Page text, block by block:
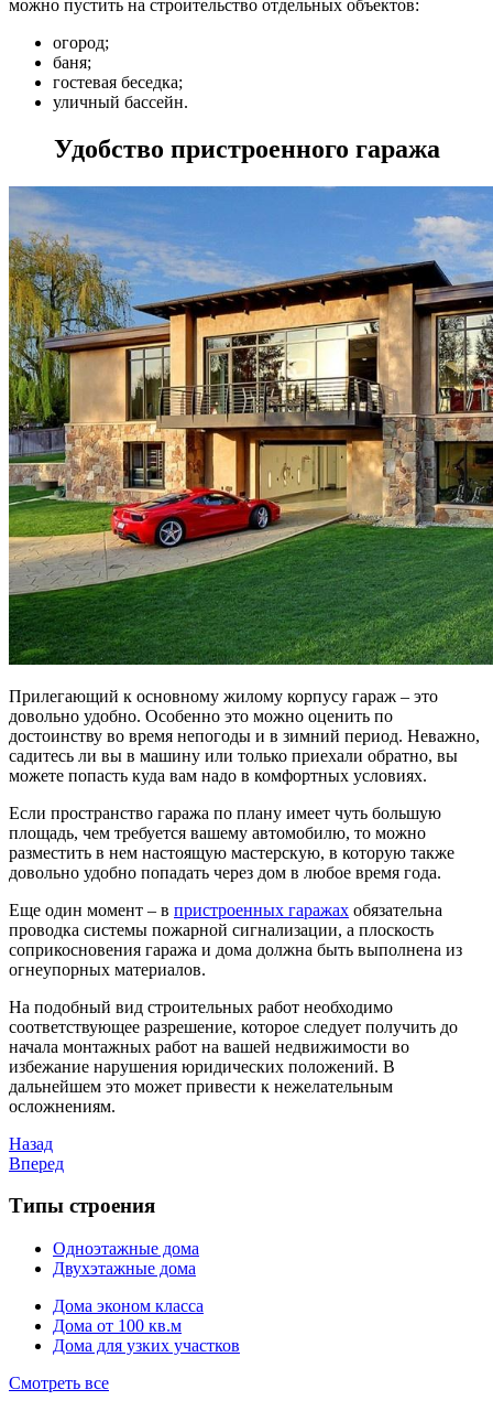
можно пустить на строительство отдельных объектов:
огород;
баня;
гостевая беседка;
уличный бассейн.
Удобство пристроенного гаража
Прилегающий к основному жилому корпусу гараж – это
довольно удобно. Особенно это можно оценить по
достоинству во время непогоды и в зимний период. Неважно,
садитесь ли вы в машину или только приехали обратно, вы
можете попасть куда вам надо в комфортных условиях.
Если пространство гаража по плану имеет чуть большую
площадь, чем требуется вашему автомобилю, то можно
разместить в нем настоящую мастерскую, в которую также
довольно удобно попадать через дом в любое время года.
Еще один момент – в пристроенных гаражах обязательна
проводка системы пожарной сигнализации, а плоскость
соприкосновения гаража и дома должна быть выполнена из
огнеупорных материалов.
На подобный вид строительных работ необходимо
соответствующее разрешение, которое следует получить до
начала монтажных работ на вашей недвижимости во
избежание нарушения юридических положений. В
дальнейшем это может привести к нежелательным
осложнениям.
Назад
Вперед
Типы строения
Одноэтажные дома
Двухэтажные дома
Дома эконом класса
Дома от 100 кв.м
Дома для узких участков
Смотреть все